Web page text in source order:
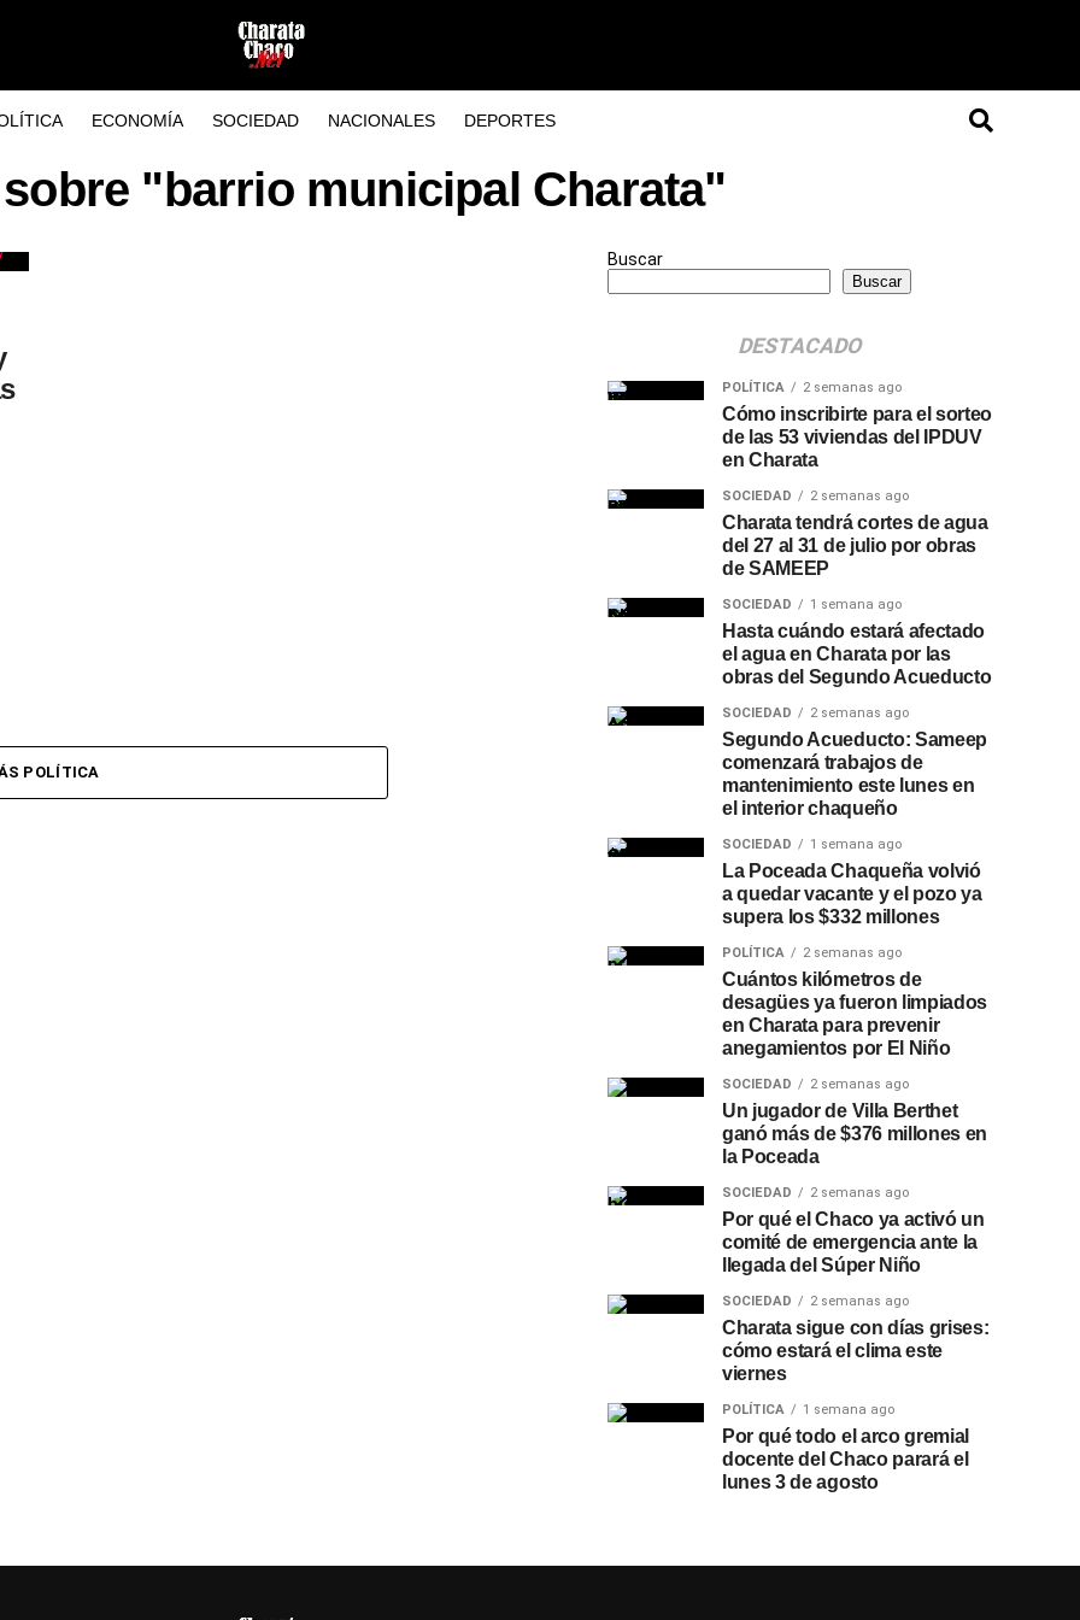
ECONOMÍA SOCIEDAD NACIONALES DEPORTES
"barrio municipal Charata"
POLÍTICA
Buscar
Buscar
DESTACADO
POLÍTICA 2 semanas ago
Cómo inscribirte para el sorteo
de las 53 viviendas del IPDUV
en Charata
SOCIEDAD 2 semanas ago
Charata tendrá cortes de agua
del 27 al 31 de julio por obras
de SAMEEP
SOCIEDAD 1 semana ago
Hasta cuándo estará afectado
el agua en Charata por las
obras del Segundo Acueducto
SOCIEDAD 2 semanas ago
Segundo Acueducto: Sameep
comenzará trabajos de
mantenimiento este lunes en
el interior chaqueño
SOCIEDAD 1 semana ago
La Poceada Chaqueña volvió
a quedar vacante y el pozo ya
supera los $332 millones
POLÍTICA 2 semanas ago
Cuántos kilómetros de
desagües ya fueron limpiados
en Charata para prevenir
anegamientos por El Niño
SOCIEDAD 2 semanas ago
Un jugador de Villa Berthet
ganó más de $376 millones en
la Poceada
SOCIEDAD 2 semanas ago
Por qué el Chaco ya activó un
comité de emergencia ante la
llegada del Súper Niño
SOCIEDAD 2 semanas ago
Charata sigue con días grises:
cómo estará el clima este
viernes
POLÍTICA 1 semana ago
Por qué todo el arco gremial
docente del Chaco parará el
lunes 3 de agosto